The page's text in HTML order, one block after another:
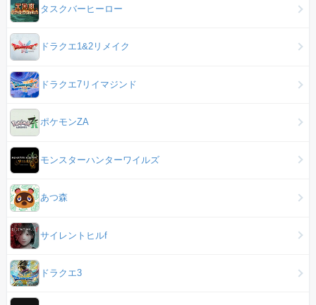
タスクバーヒーロー
ドラクエ1&2リメイク
ドラクエ7リイマジンド
ポケモンZA
モンスターハンターワイルズ
あつ森
サイレントヒルf
ドラクエ3